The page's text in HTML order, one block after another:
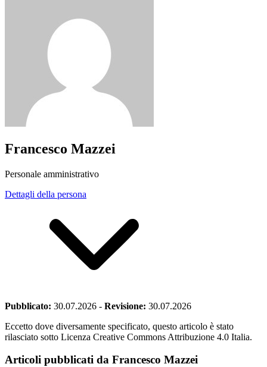
Francesco Mazzei
Personale amministrativo
Dettagli della persona
Pubblicato: 30.07.2026 - Revisione: 30.07.2026
Eccetto dove diversamente specificato, questo articolo è stato
rilasciato sotto Licenza Creative Commons Attribuzione 4.0 Italia.
Articoli pubblicati da Francesco Mazzei